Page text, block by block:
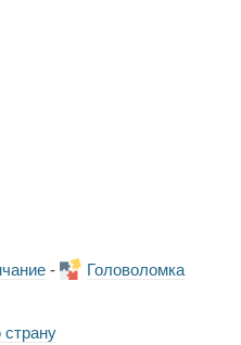
-
Головоломка